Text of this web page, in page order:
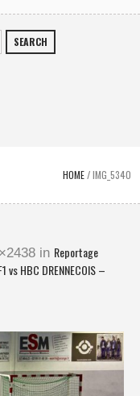
SEARCH
HOME/IMG_5340
in Reportage
vs HBC DRENNECOIS –